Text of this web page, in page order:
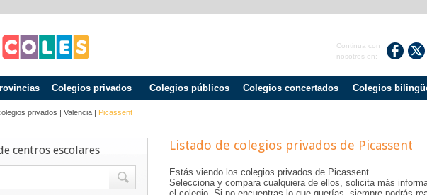
Continua con
nosotros en:
Colegios privados Colegios públicos Colegios concertados Colegios
privados | Valencia | Picassent
centros escolares Listado de colegios privados de Picassent
Estás viendo los colegios privados de Picassent.
Selecciona y compara cualquiera de ellos, solicita más